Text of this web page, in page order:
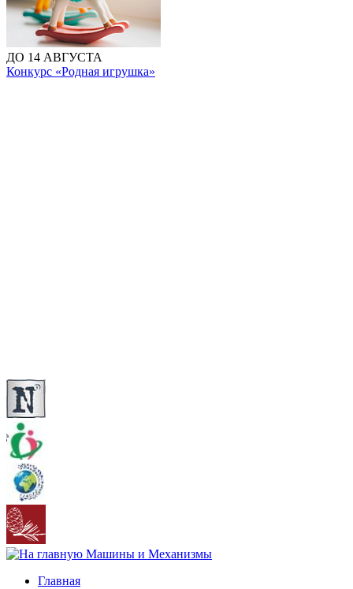
ДО 14 АВГУСТА
Конкурс «Родная игрушка»
Главная